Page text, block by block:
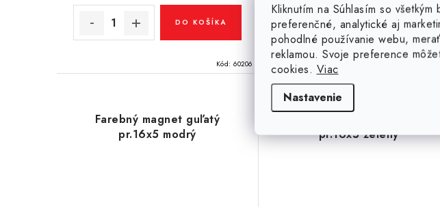
Kliknutím na Súhlasím so
preferenčné, analytické aj
pohodlné používanie webu,
reklamou. Svoje preference
cookies. Viac
Nastavenie
DO KOŠÍKA
Kód: 60206
DO KOŠÍKA
Farebný magnet guľatý
pr.16x5 modrý
pr.16x5 zelený